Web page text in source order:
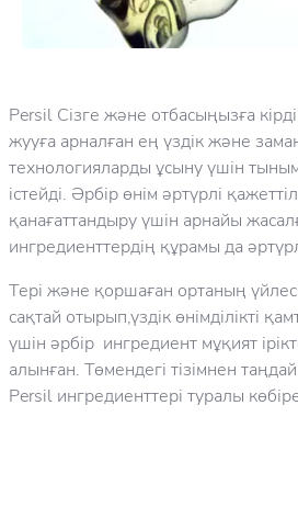
Persil Сізге және отбасыңызға кірді
жууға арналған ең үздік және
технологияларды ұсыну үшін
істейді. Әрбір өнім әртүрлі
қанағаттандыру үшін арнайы
ингредиенттердің құрамы да
Тері және қоршаған ортаның
сақтай отырып,үздік өнімділікті
үшін әрбір ингредиент мұқият
алынған. Төмендегі тізімнен
Persil ингредиенттері туралы